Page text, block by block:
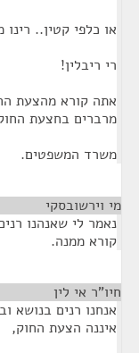
או כלפי קטין.. רינו מאסר
רי ריבלין!
אתה קורא מהצעת
מרברים בחצעת
משרד המשפטים.
מי וירשובסקי
נאמר לי שאנהנו
קורא ממנה.
חיו"ר אי לין
אנחנו רנים בנושא
איננה הצעת החוק,